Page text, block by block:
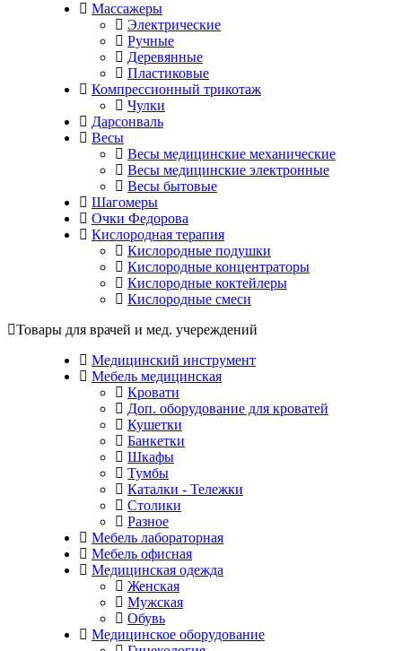
Массажеры
Электрические
Ручные
Деревянные
Пластиковые
Компрессионный трикотаж
Чулки
Дарсонваль
Весы
Весы медицинские механические
Весы медицинские электронные
Весы бытовые
Шагомеры
Очки Федорова
Кислородная терапия
Кислородные подушки
Кислородные концентраторы
Кислородные коктейлеры
Кислородные смеси
Товары для врачей и мед. учереждений
Медицинский инструмент
Мебель медицинская
Кровати
Доп. оборудование для кроватей
Кушетки
Банкетки
Шкафы
Тумбы
Каталки - Тележки
Столики
Разное
Мебель лабораторная
Мебель офисная
Медицинская одежда
Женская
Мужская
Обувь
Медицинское оборудование